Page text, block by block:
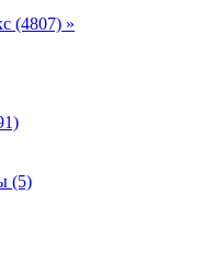
(4807) »
(5)